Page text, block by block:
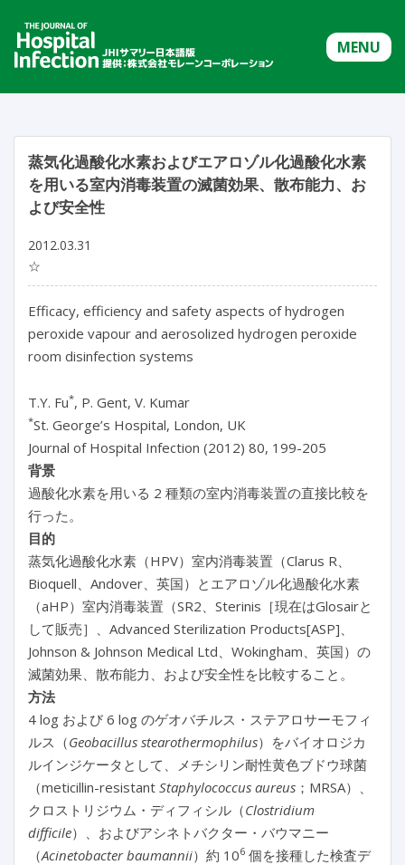
MENU
蒸気化過酸化水素およびエアロゾル化過酸化水素
を用いる室内消毒装置の滅菌効果、散布能力、お
よび安全性
2012.03.31
☆
Efficacy, efficiency and safety aspects of hydrogen
peroxide vapour and aerosolized hydrogen peroxide
room disinfection systems
T.Y. Fu*, P. Gent, V. Kumar
*St. George’s Hospital, London, UK
Journal of Hospital Infection (2012) 80, 199-205
背景
過酸化水素を用いる 2 種類の室内消毒装置の直接比較を
行った。
目的
蒸気化過酸化水素（HPV）室内消毒装置（Clarus R、
Bioquell、Andover、英国）とエアロゾル化過酸化水素
（aHP）室内消毒装置（SR2、Sterinis［現在はGlosairと
して販売］、Advanced Sterilization Products[ASP]、
Johnson & Johnson Medical Ltd、Wokingham、英国）の
滅菌効果、散布能力、および安全性を比較すること。
方法
4 log および 6 log のゲオバチルス・ステアロサーモフィ
ルス（Geobacillus stearothermophilus）をバイオロジカ
ルインジケータとして、メチシリン耐性黄色ブドウ球菌
（meticillin-resistant Staphylococcus aureus ；MRSA）、
クロストリジウム・ディフィシル（Clostridium
difficile）、およびアシネトバクター・バウマニー
（Acinetobacter baumannii）約 106 個を接種した検査デ